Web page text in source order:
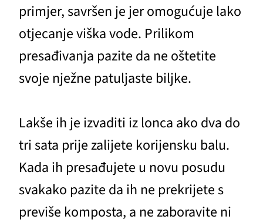
primjer, savršen je jer omogućuje lako
otjecanje viška vode. Prilikom
presađivanja pazite da ne oštetite
svoje nježne patuljaste biljke.
Lakše ih je izvaditi iz lonca ako dva do
tri sata prije zalijete korijensku balu.
Kada ih presađujete u novu posudu
svakako pazite da ih ne prekrijete s
previše komposta, a ne zaboravite ni